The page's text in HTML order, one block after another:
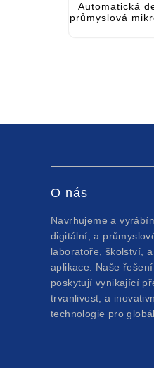
Automatická
průmyslová
O nás
Navrhujeme a
digitální, a
laboratoře, školství,
aplikace. Naše
poskytují vynikající
trvanlivost, a
technologie pro